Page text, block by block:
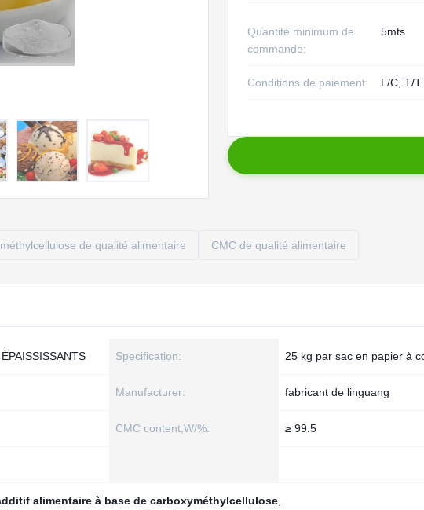
Quantité minimum de
commande:
5mts
Conditions de paiement: L/C, T/T
de qualité alimentaire CMC de qualité alimentaire
Specification: 25 kg par sac en papier à
Manufacturer: fabricant de linguang
CMC content,W/%: ≥ 99.5
alimentaire à base de carboxyméthylcellulose